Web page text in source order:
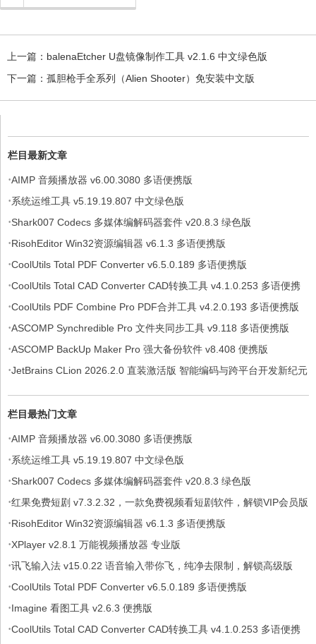
上一篇： balenaEtcher U盘镜像制作工具 v2.1.6 中文绿色版
下一篇： 孤胆枪手全系列（Alien Shooter）免安装中文版
栏目最新文章
·AIMP 音频播放器 v6.00.3080 多语便携版
·系统运维工具 v5.19.19.807 中文绿色版
·Shark007 Codecs 多媒体编解码器套件 v20.8.3 绿色版
·RisohEditor Win32资源编辑器 v6.1.3 多语便携版
·CoolUtils Total PDF Converter v6.5.0.189 多语便携版
·CoolUtils Total CAD Converter CAD转换工具 v4.1.0.253 多语便携
版
·CoolUtils PDF Combine Pro PDF合并工具 v4.2.0.193 多语便携版
·ASCOMP Synchredible Pro 文件夹同步工具 v9.118 多语便携版
·ASCOMP BackUp Maker Pro 强大备份软件 v8.408 便携版
·JetBrains CLion 2026.2.0 直装激活版 智能编码与跨平台开发新纪元
栏目最热门文章
·AIMP 音频播放器 v6.00.3080 多语便携版
·系统运维工具 v5.19.19.807 中文绿色版
·Shark007 Codecs 多媒体编解码器套件 v20.8.3 绿色版
·红果免费短剧 v7.3.2.32，一款免费视频看短剧软件，解锁VIP会员版
·RisohEditor Win32资源编辑器 v6.1.3 多语便携版
·XPlayer v2.8.1 万能视频播放器 专业版
·讯飞输入法 v15.0.22 语音输入带你飞，纯净去限制，解锁高级版
·CoolUtils Total PDF Converter v6.5.0.189 多语便携版
·Imagine 看图工具 v2.6.3 便携版
·CoolUtils Total CAD Converter CAD转换工具 v4.1.0.253 多语便携